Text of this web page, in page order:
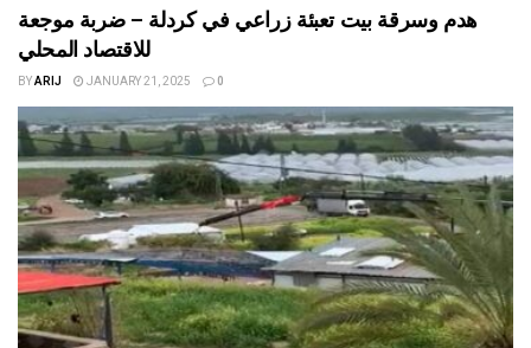
هدم وسرقة بيت تعبئة زراعي في كردلة – ضربة موجعة
للاقتصاد المحلي
BYARIJ JANUARY 21, 2025 0